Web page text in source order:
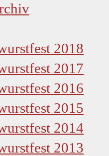
2018
2017
2016
2015
2014
2013